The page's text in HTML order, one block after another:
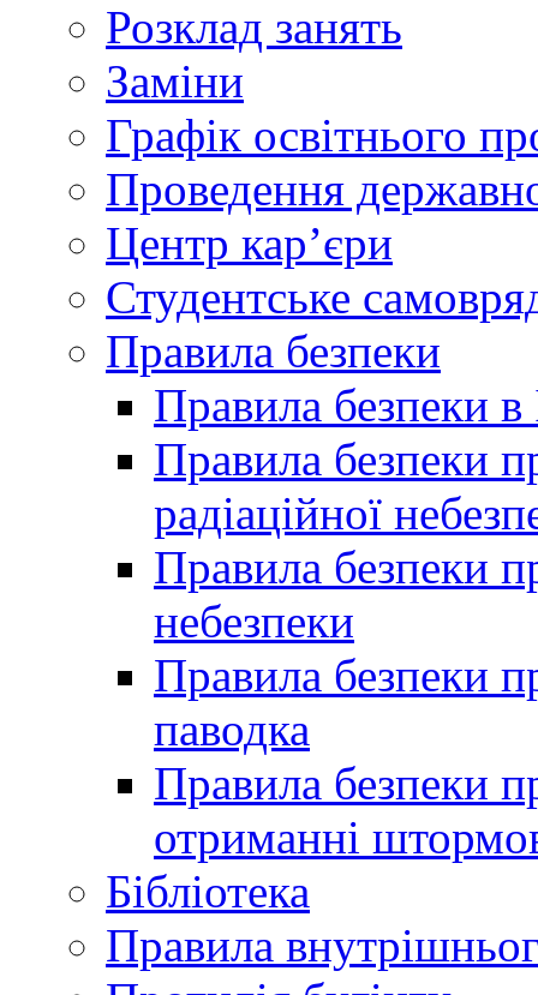
Розклад занять
Заміни
Графік освітнього
Проведення
Центр кар’єри
Студентське
Правила безпеки
Правила безпеки в
Правила безпеки
радіаційної
Правила безпеки
небезпеки
Правила безпеки
паводка
Правила безпеки
отриманні
Бібліотека
Правила